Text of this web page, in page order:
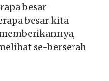
besar
besar kita
se-berserah